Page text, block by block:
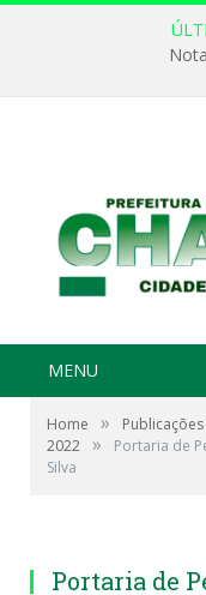
MENU
Home »
2022 »
Portaria de
Silva
Portaria de